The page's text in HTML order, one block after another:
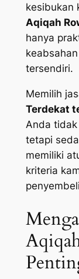
kesibukan
Aqiqah
hanya
tersendiri.
Memilih
Terdekat
Anda
tetapi
memiliki
kriteria